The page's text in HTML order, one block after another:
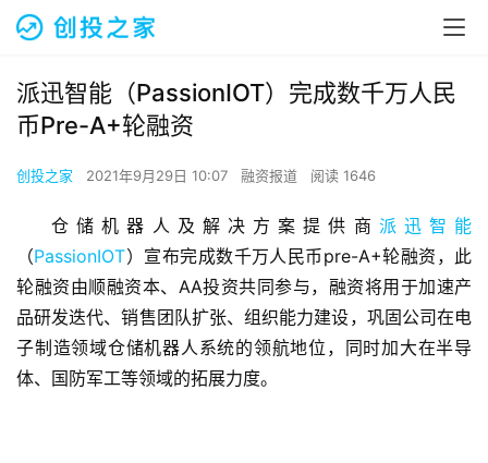
派迅智能（PassionIOT）完成数千万人民
币Pre-A+轮融资
创投之家 2021年9月29日 10:07 融资报道 阅读 1646
仓储机器人及解决方案提供商 派迅智能
（PassionIOT）宣布完成数千万人民币pre-A+轮融资，此
轮融资由顺融资本、AA投资共同参与，融资将用于加速产
品研发迭代、销售团队扩张、组织能力建设，巩固公司在电
子制造领域仓储机器人系统的领航地位，同时加大在半导
体、国防军工等领域的拓展力度。